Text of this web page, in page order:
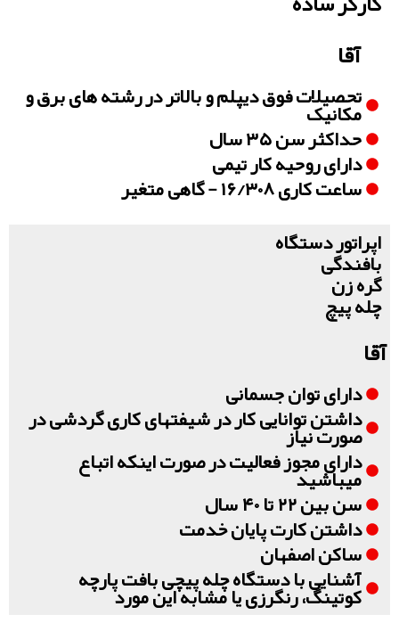
آقا
تحصیلات فوق دیپلم و بالاتر در رشته های برق و
مکانیک
حداکثر سن ۳۵ سال
دارای روحیه کار تیمی
ساعت کاری ۱۶/۳۰۸ - گاهی متغیر
اپراتور دستگاه
بافندگی
گره زن
چله پیچ
آقا
دارای توان جسمانی
داشتن توانایی کار در شیفتهای کاری گردشی در
صورت نیاز
دارای مجوز فعالیت در صورت اینکه اتباع
میباشید
سن بین ۲۲ تا ۴۰ سال
داشتن کارت پایان خدمت
ساکن اصفهان
آشنایی با دستگاه چله پیچی بافت پارچه
کوتینگ، رنگرزی یا مشابه این مورد